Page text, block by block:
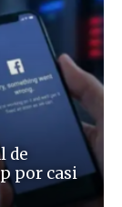
de
por casi